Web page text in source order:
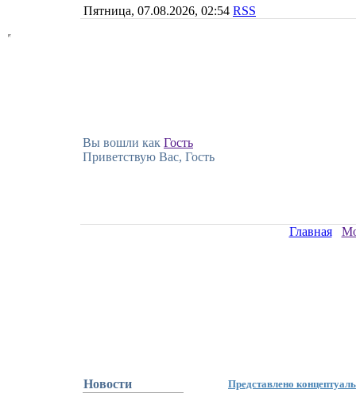
Пятница, 07.08.2026, 02:54 RSS
Вы вошли как Гость
Приветствую Вас, Гость
Главная
Новости
Представлено